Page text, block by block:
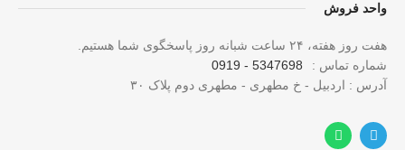
واحد فروش
هفت روز هفته، ۲۴ ساعت شبانه‌ روز پاسخگوی شما هستیم.
شماره تماس :
5347698 - 0919
آدرس : اردبیل - خ مطهری - مطهری دوم پلاک ۳۰